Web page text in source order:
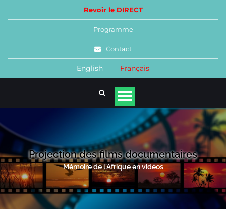
Revoir le DIRECT
Programme
Contact
English Français
Projection des films documentaires
Mémoire de l'Afrique en vidéos